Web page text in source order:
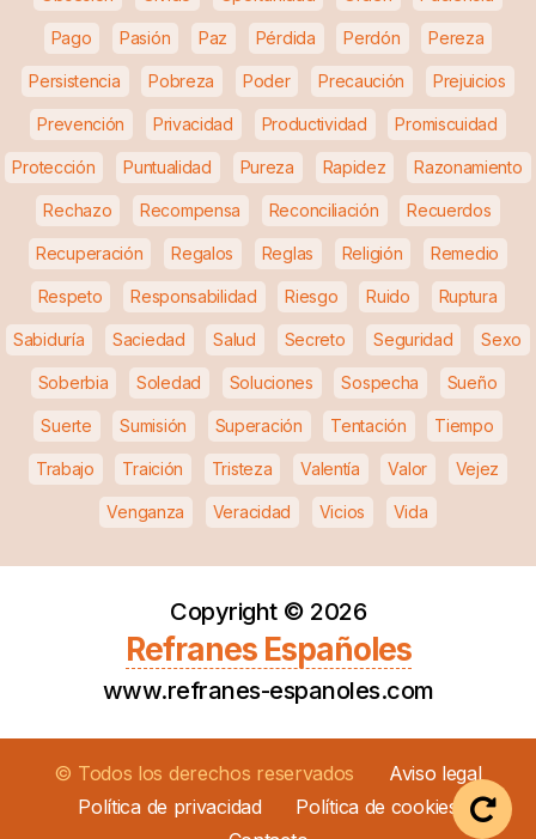
Pago Pasión Paz Pérdida Perdón Pereza
Persistencia Pobreza Poder Precaución Prejuicios
Prevención Privacidad Productividad Promiscuidad
Protección Puntualidad Pureza Rapidez Razonamiento
Rechazo Recompensa Reconciliación Recuerdos
Recuperación Regalos Reglas Religión Remedio
Respeto Responsabilidad Riesgo Ruido Ruptura
Sabiduría Saciedad Salud Secreto Seguridad Sexo
Soberbia Soledad Soluciones Sospecha Sueño
Suerte Sumisión Superación Tentación Tiempo
Trabajo Traición Tristeza Valentía Valor Vejez
Venganza Veracidad Vicios Vida
Copyright © 2026
Refranes Españoles
www.refranes-espanoles.com
© Todos los derechos reservados
Aviso legal
Política de privacidad
Política de cookies